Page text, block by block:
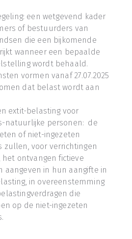
een wetgevend kader
of bestuurders van
die een bijkomende
wanneer een bepaalde
wordt behaald.
vormen vanaf 27.07.2025
dat belast wordt aan
extit-belasting voor
natuurlijke personen: de
of niet-ingezeten
zullen, voor verrichtingen
het ontvangen fictieve
aangeven in hun aangifte in
in overeenstemming
die
op de niet-ingezeten